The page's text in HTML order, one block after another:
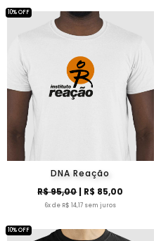
DNA Reação
R$ 95,00| R$ 85,00
6x de R$ 14,17 sem juros
10% OFF
10% OFF